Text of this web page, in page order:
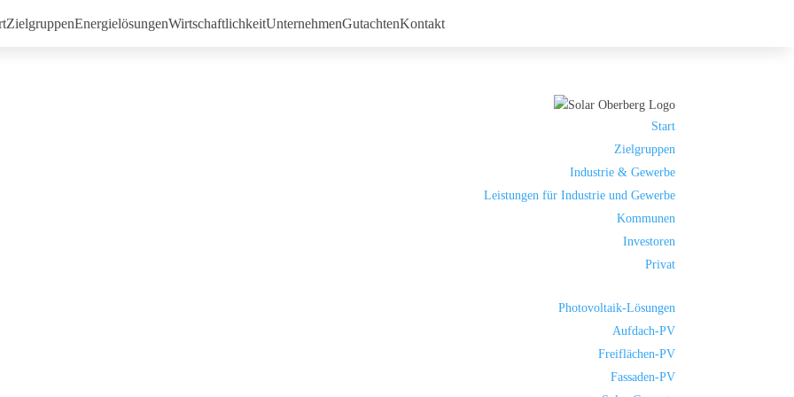
ZielgruppenEnergielösungenWirtschaftlichkeitUnternehmenGutachtenKontakt
Start
Zielgruppen
Industrie & Gewerbe
Leistungen für Industrie und Gewerbe
Kommunen
Investoren
Privat
Photovoltaik-Lösungen
Aufdach-PV
Freiflächen-PV
Fassaden-PV